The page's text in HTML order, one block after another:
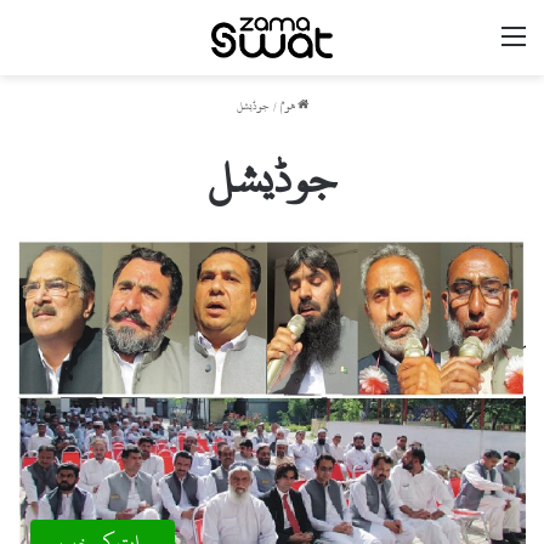
ھوم / جوڈیشل
جوڈیشل